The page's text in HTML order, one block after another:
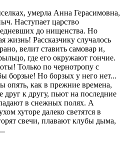
умерла Анна Герасимовна,
Наступает царство
до нищенства. Но
жизнь! Рассказчику случалось
велит ставить самовар и,
где его окружают гончие.
Только по чернотропу с
борзые! Но борзых у него нет...
опять, как в прежние времена,
друг к другу, пьют на последние
в снежных полях. А
хуторе далеко светятся в
свечи, плавают клубы дыма,